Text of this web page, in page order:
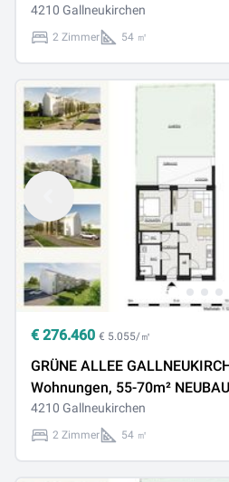
4210 Gallneukirchen
2 Zimmer 54 ㎡
€ 276.460 € 5.055/㎡
GRÜNE ALLEE
Wohnungen, 55-70m²
4210 Gallneukirchen
2 Zimmer 54 ㎡